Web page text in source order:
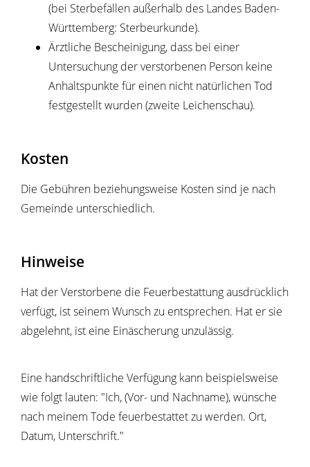
(bei Sterbefällen außerhalb des Landes Baden-
Württemberg: Sterbeurkunde).
Ärztliche Bescheinigung, dass bei einer
Untersuchung der verstorbenen Person keine
Anhaltspunkte für einen nicht natürlichen Tod
festgestellt wurden (zweite Leichenschau).
Kosten
Die Gebühren beziehungsweise Kosten sind je nach
Gemeinde unterschiedlich.
Hinweise
Hat der Verstorbene die Feuerbestattung ausdrücklich
verfügt, ist seinem Wunsch zu entsprechen. Hat er sie
abgelehnt, ist eine Einäscherung unzulässig.
Eine handschriftliche Verfügung kann beispielsweise
wie folgt lauten: "Ich, (Vor- und Nachname), wünsche
nach meinem Tode feuerbestattet zu werden. Ort,
Datum, Unterschrift."